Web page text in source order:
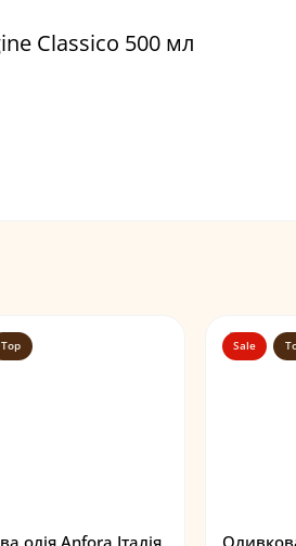
Classico 500 мл
Top
олія Anfora Італія
Sale